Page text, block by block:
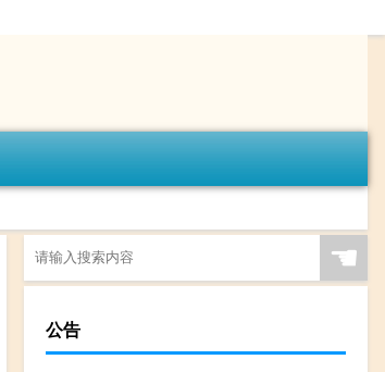
☚
公告